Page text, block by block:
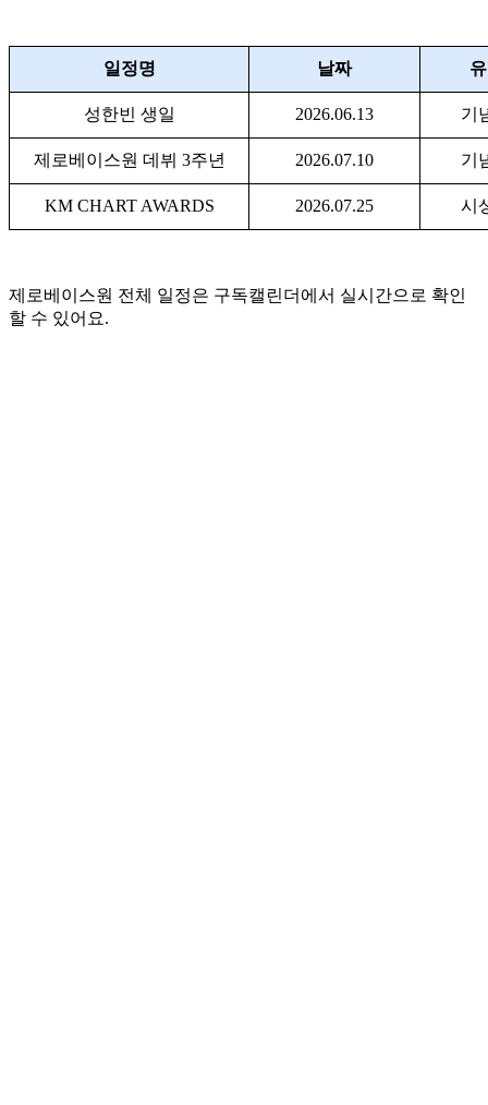
일정명 날짜
성한빈 생일 2026.06.13 기
제로베이스원 데뷔 3주년 2026.07.10 기
KM CHART AWARDS 2026.07.25 시
제로베이스원 전체 일정은 구독캘린더에서 실시간으로 확인
할 수 있어요.